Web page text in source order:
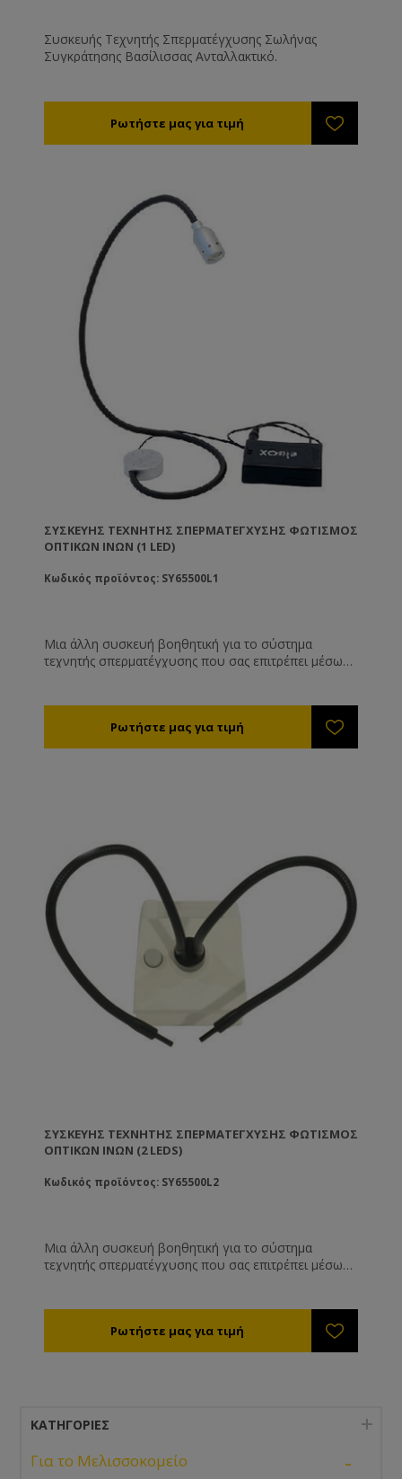
Συσκευής Τεχνητής Σπερματέγχυσης Σωλήνας
Συγκράτησης Βασίλισσας Ανταλλακτικό.
ΣΥΣΚΕΥΉΣ ΤΕΧΝΗΤΉΣ ΣΠΕΡΜΑΤΈΓΧΥΣΗΣ ΦΩΤΙΣΜΌΣ
ΟΠΤΙΚΏΝ ΙΝΏΝ (1 LED)
Κωδικός προϊόντος: SY65500L1
Μια άλλη συσκευή βοηθητική για το σύστημα
τεχνητής σπερματέγχυσης που σας επιτρέπει μέσω
3=3.000 ώρες λειτουργίας) προτεινόμενη λειτουργία
για την τεχνητή σπερματέγχυση στη θέση 3. Η λάμπα
ΣΥΣΚΕΥΉΣ ΤΕΧΝΗΤΉΣ ΣΠΕΡΜΑΤΈΓΧΥΣΗΣ ΦΩΤΙΣΜΌΣ
ΟΠΤΙΚΏΝ ΙΝΏΝ (2 LEDS)
Κωδικός προϊόντος: SY65500L2
Μια άλλη συσκευή βοηθητική για το σύστημα
τεχνητής σπερματέγχυσης που σας επιτρέπει μέσω
3=3.000 ώρες λειτουργίας) προτεινόμενη λειτουργία
για την τεχνητή σπερματέγχυση στη θέση 3. Η λάμπα
ΚΑΤΗΓΟΡΊΕΣ
Για το Μελισσοκομείο -